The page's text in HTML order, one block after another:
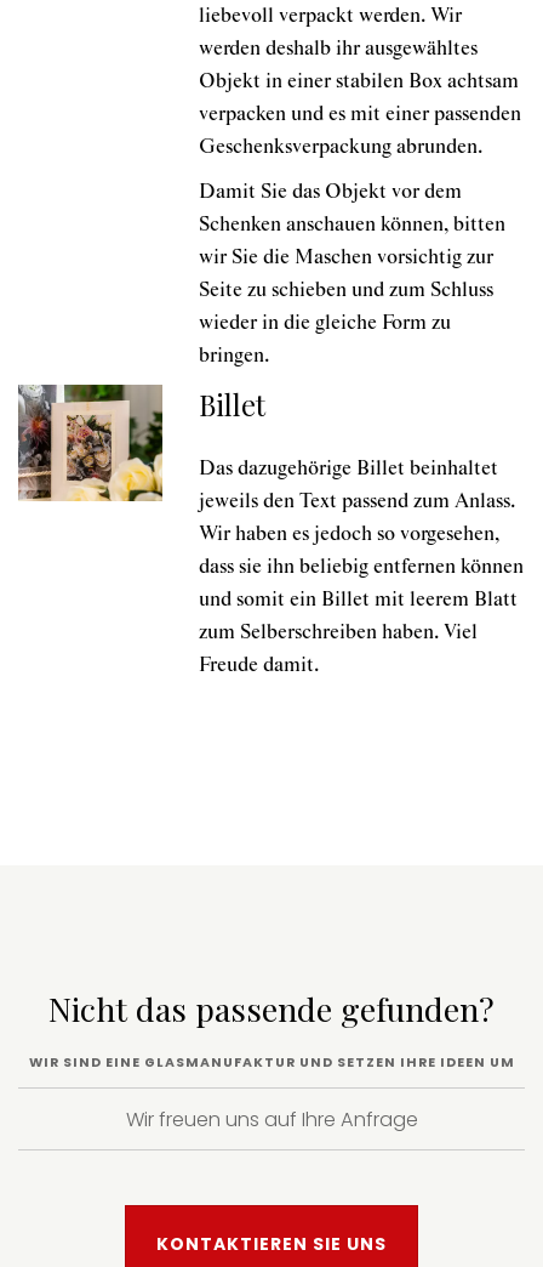
liebevoll verpackt werden. Wir
werden deshalb ihr ausgewähltes
Objekt in einer stabilen Box achtsam
verpacken und es mit einer passenden
Geschenksverpackung abrunden.
Damit Sie das Objekt vor dem
Schenken anschauen können, bitten
wir Sie die Maschen vorsichtig zur
Seite zu schieben und zum Schluss
wieder in die gleiche Form zu
bringen.
Billet
Das dazugehörige Billet beinhaltet
jeweils den Text passend zum Anlass.
Wir haben es jedoch so vorgesehen,
dass sie ihn beliebig entfernen können
und somit ein Billet mit leerem Blatt
zum Selberschreiben haben. Viel
Freude damit.
Nicht das passende gefunden?
WIR SIND EINE GLASMANUFAKTUR UND SETZEN IHRE IDEEN UM
Wir freuen uns auf Ihre Anfrage
KONTAKTIEREN SIE UNS